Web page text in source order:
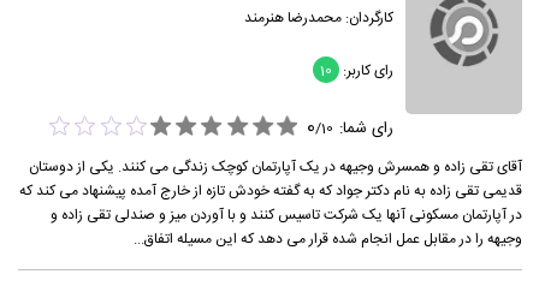
کارگردان:محمدرضا هنرمند
رای کاربر: 10
رای شما: 0/10
آقای تقی زاده و همسرش وجیهه در یک آپارتمان کوچک زندگی می کنند. یکی از دوستان
قدیمی تقی زاده به نام دکتر جواد که به گفته خودش تازه از خارج آمده پیشنهاد می کند که
در آپارتمان مسکونی آنها یک شرکت تاسیس کنند و با آوردن میز و صندلی تقی زاده و
وجیهه را در مقابل عمل انجام شده قرار می دهد که این مسیله اتفاق...